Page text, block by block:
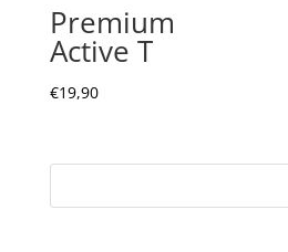
Premium
Active T
€19,90